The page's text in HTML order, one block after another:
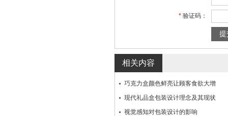
* 验证码：
相关内容
巧克力盒颜色鲜亮让顾客食欲大增
现代礼品盒包装设计理念及其现状
视觉感知对包装设计的影响